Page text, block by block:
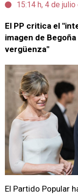
15:14 h, 4 de
El PP critica el
imagen de
vergüenza"
El Partido Popular